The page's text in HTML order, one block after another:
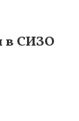
в СИЗО